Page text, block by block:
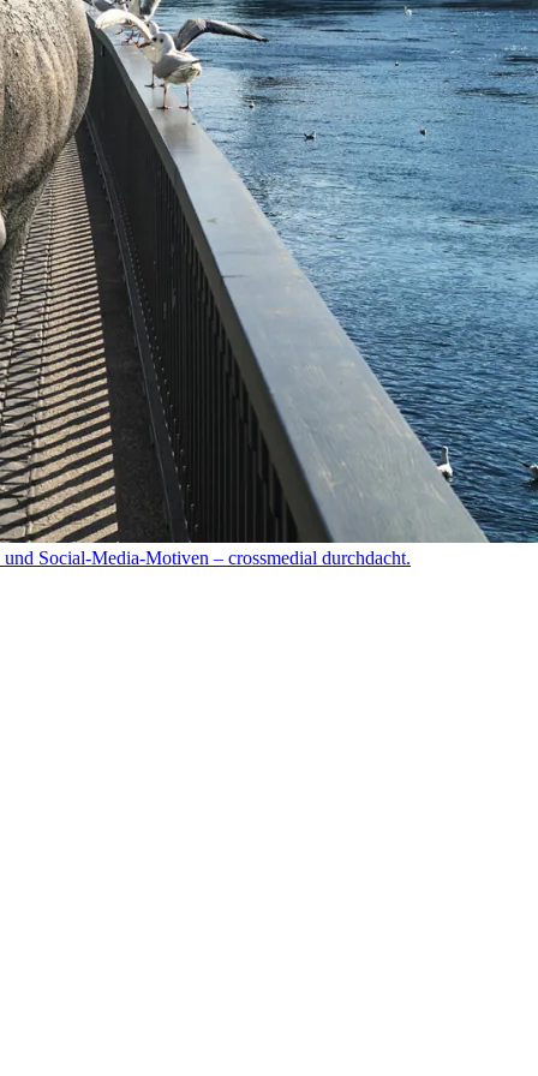
Social-Media-Motiven – crossmedial durchdacht.